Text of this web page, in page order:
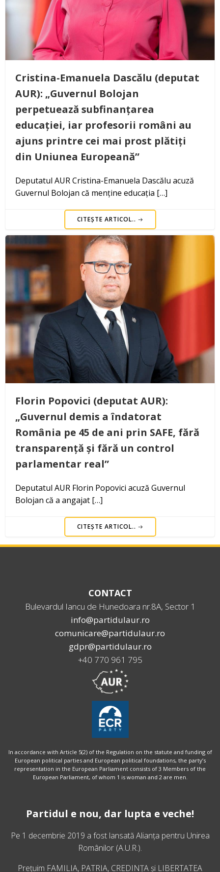
Cristina-Emanuela Dascălu (deputat
AUR): „Guvernul Bolojan
perpetuează subfinanțarea
educației, iar profesorii români au
ajuns printre cei mai prost plătiți
din Uniunea Europeană”
Deputatul AUR Cristina-Emanuela Dascălu acuză
Guvernul Bolojan că menține educația […]
CITEȘTE ARTICOL..
Florin Popovici (deputat AUR):
„Guvernul demis a îndatorat
România pe 45 de ani prin SAFE, fără
transparență și fără un control
parlamentar real”
Deputatul AUR Florin Popovici acuză Guvernul
Bolojan că a angajat […]
CITEȘTE ARTICOL..
CONTACT
Bulevardul Iancu de Hunedoara nr.8A, Sector 1
info@partidulaur.ro
comunicare@partidulaur.ro
gdpr@partidulaur.ro
+40 770 961 795
In accordance with Article 5(2) of the Regulation on the statute and funding of
European political parties and European political foundations, the party’s
representation in the European Parliament consists of 3 Members of the
European Parliament, of whom 1 is woman and 2 are men.
Partidul e nou, dar lupta e veche!
Pe 1 decembrie 2019 a fost lansatăAlianța pentru Unirea
Românilor (A.U.R.).
Prețuim FAMILIA, PATRIA, CREDINȚA și LIBERTATEA